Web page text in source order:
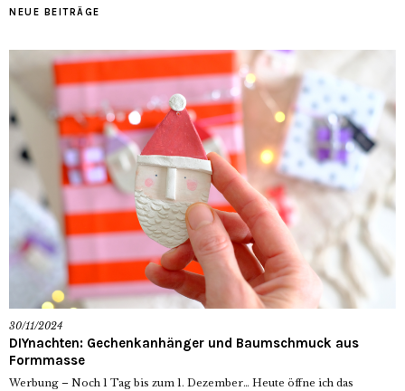
NEUE BEITRÄGE
30/11/2024
DIYnachten: Gechenkanhänger und Baumschmuck aus
Formmasse
Werbung – Noch 1 Tag bis zum 1. Dezember… Heute öffne ich das